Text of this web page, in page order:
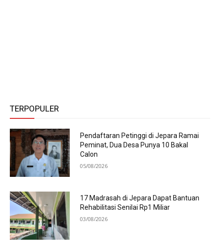
TERPOPULER
Pendaftaran Petinggi di Jepara Ramai
Peminat, Dua Desa Punya 10 Bakal
Calon
05/08/2026
17 Madrasah di Jepara Dapat Bantuan
Rehabilitasi Senilai Rp1 Miliar
03/08/2026